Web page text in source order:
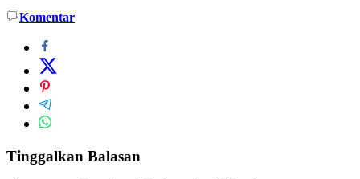
Komentar
Tinggalkan Balasan